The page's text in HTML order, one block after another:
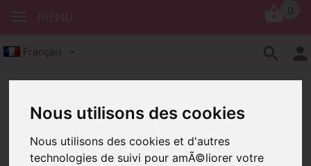
Nous utilisons des cookies
Nous utilisons des cookies et d'autres
technologies de suivi pour amÃ©liorer votre
Français